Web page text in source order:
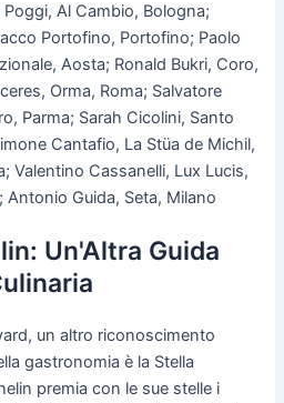
Al Cambio, Bologna;
Portofino, Portofino; Paolo
Aosta; Ronald Bukri, Coro,
Orma, Roma; Salvatore
Parma; Sarah Cicolini, Santo
Cantafio, La Stüa de Michil,
Valentino Cassanelli, Lux Lucis,
Antonio Guida, Seta, Milano
Un'Altra Guida
un altro riconoscimento
gastronomia è la Stella
premia con le sue stelle i